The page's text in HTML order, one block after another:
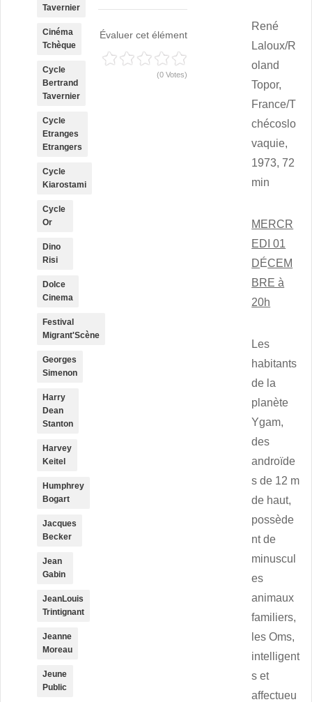
Évaluer cet élément
(0 Votes)
René
Laloux/R
oland
Topor,
France/T
chécoslo
vaquie,
1973, 72
min
MERCR
EDI 01
DÉCEM
BRE à
20h
Les
habitants
de la
planète
Ygam,
des
androïde
s de 12 m
de haut,
possède
nt de
minuscul
es
animaux
familiers,
les Oms,
intelligent
s et
affectueu
Tavernier
Cinéma
Tchèque
Cycle
Bertrand
Tavernier
Cycle
Etranges
Etrangers
Cycle
Kiarostami
Cycle
Or
Dino
Risi
Dolce
Cinema
Festival
Migrant'Scène
Georges
Simenon
Harry
Dean
Stanton
Harvey
Keitel
Humphrey
Bogart
Jacques
Becker
Jean
Gabin
JeanLouis
Trintignant
Jeanne
Moreau
Jeune
Public